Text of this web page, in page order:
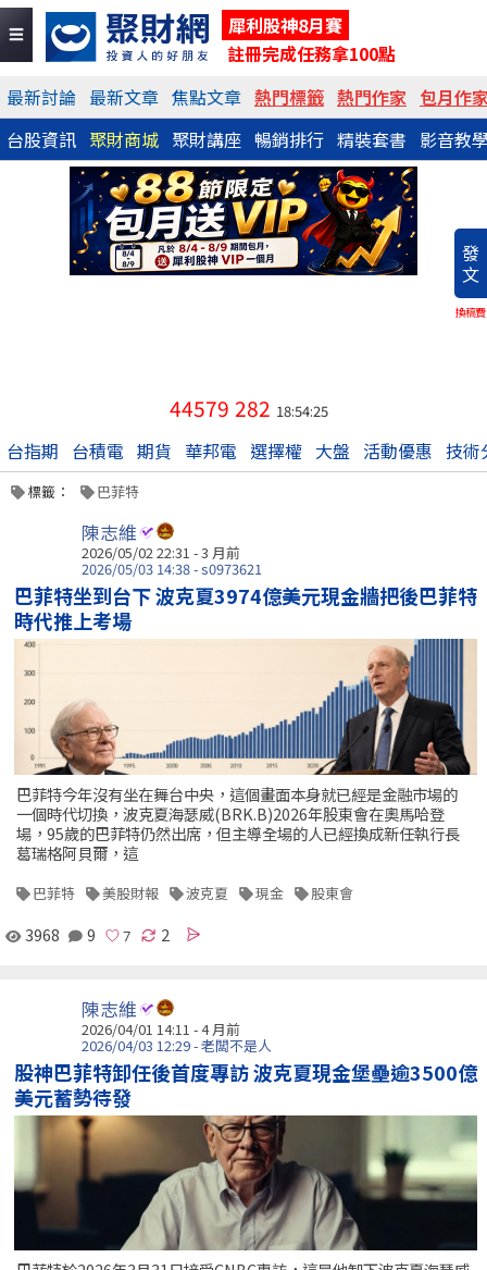
犀利股神8月賽
註冊完成任務拿100點
最新討論 最新文章 焦點文章 熱門標籤 熱門作家 包月作
台股資訊 聚財商城 聚財講座 暢銷排行 精裝套書 影音教
發
文
換稿費
44579 282 18:54:25
台指期 台積電 期貨 華邦電 選擇權 大盤 活動優惠 技術
標籤： 巴菲特
陳志維
2026/05/02 22:31 - 3 月前
2026/05/03 14:38 - s0973621
巴菲特坐到台下 波克夏3974億美元現金牆把後巴菲特
時代推上考場
巴菲特今年沒有坐在舞台中央，這個畫面本身就已經是金融市場的
一個時代切換，波克夏海瑟威(BRK.B)2026年股東會在奧馬哈登
場，95歲的巴菲特仍然出席，但主導全場的人已經換成新任執行長
葛瑞格阿貝爾，這
巴菲特 美股財報 波克夏 現金 股東會
3968 9 2
陳志維
2026/04/01 14:11 - 4 月前
2026/04/03 12:29 - 老闆不是人
股神巴菲特卸任後首度專訪 波克夏現金堡壘逾3500億
美元蓄勢待發